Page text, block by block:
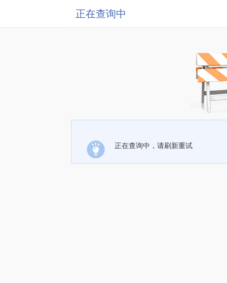
正在查询中
正在查询中，请刷新重试